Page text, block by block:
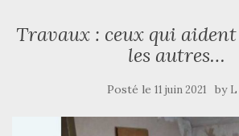
Travaux : ceux qui
les autres…
Posté le 11 juin 2021 by L